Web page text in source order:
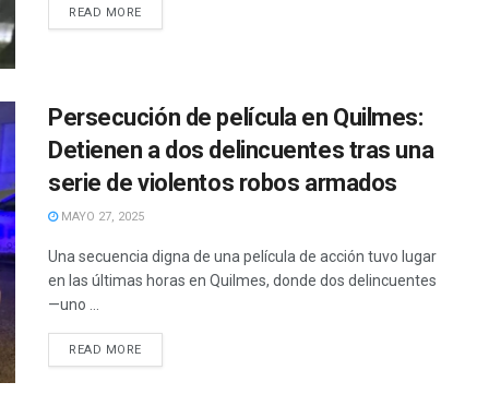
READ MORE
Persecución de película en Quilmes:
Detienen a dos delincuentes tras una
serie de violentos robos armados
MAYO 27, 2025
Una secuencia digna de una película de acción tuvo lugar
en las últimas horas en Quilmes, donde dos delincuentes
—uno ...
READ MORE